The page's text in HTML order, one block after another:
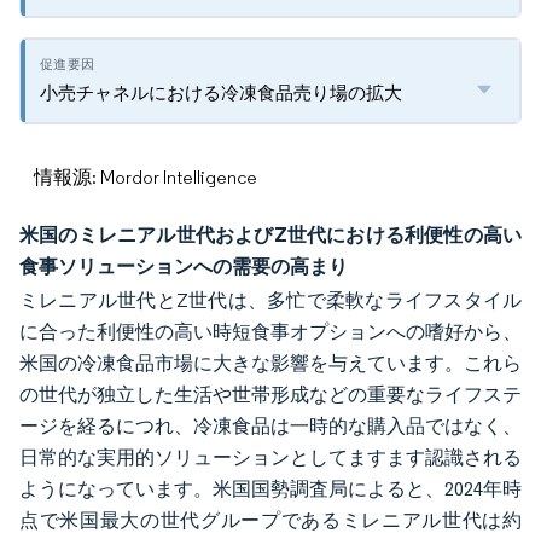
小売チャネルにおける冷凍食品売り場の拡大
情報源: Mordor Intelligence
米国のミレニアル世代およびZ世代における利便性の高い
食事ソリューションへの需要の高まり
ミレニアル世代とZ世代は、多忙で柔軟なライフスタイル
に合った利便性の高い時短食事オプションへの嗜好から、
米国の冷凍食品市場に大きな影響を与えています。これら
の世代が独立した生活や世帯形成などの重要なライフステ
ージを経るにつれ、冷凍食品は一時的な購入品ではなく、
日常的な実用的ソリューションとしてますます認識される
ようになっています。米国国勢調査局によると、2024年時
点で米国最大の世代グループであるミレニアル世代は約